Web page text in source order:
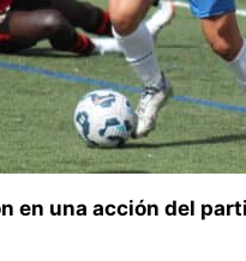
en una acción del